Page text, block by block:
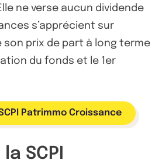
ne verse aucun dividende
s’apprécient sur
son prix de part à long terme
du fonds et le 1er
Patrimmo Croissance
SCPI